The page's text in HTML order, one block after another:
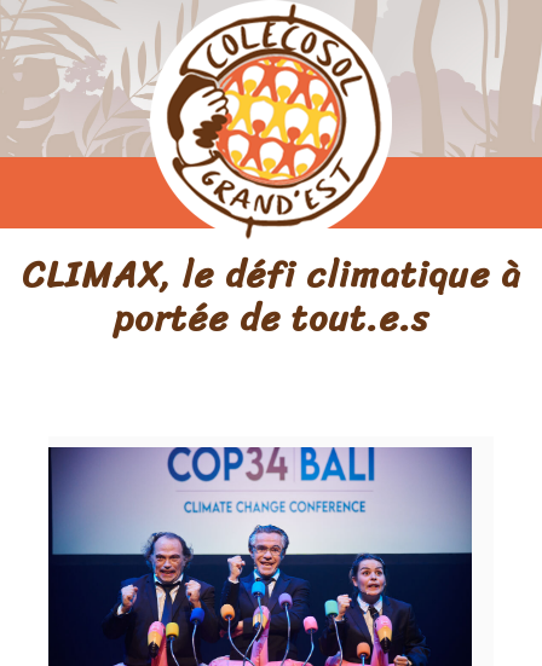
CLIMAX, le défi climatique à
portée de tout.e.s